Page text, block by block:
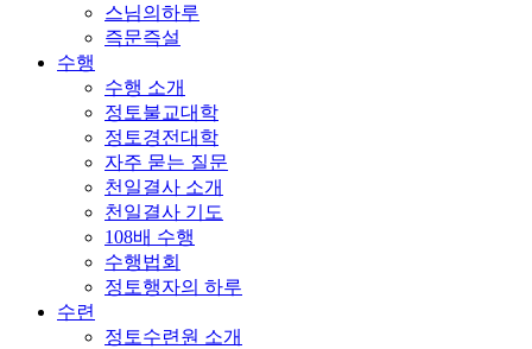
스님의하루
즉문즉설
수행
수행 소개
정토불교대학
정토경전대학
자주 묻는 질문
천일결사 소개
천일결사 기도
108배 수행
수행법회
정토행자의 하루
수련
정토수련원 소개